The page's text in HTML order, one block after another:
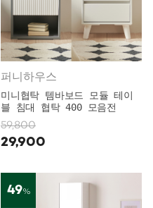
퍼니하우스
미니협탁 템바보드 모듈 테이
블 침대 협탁 400 모음전
59,800
29,900
49%